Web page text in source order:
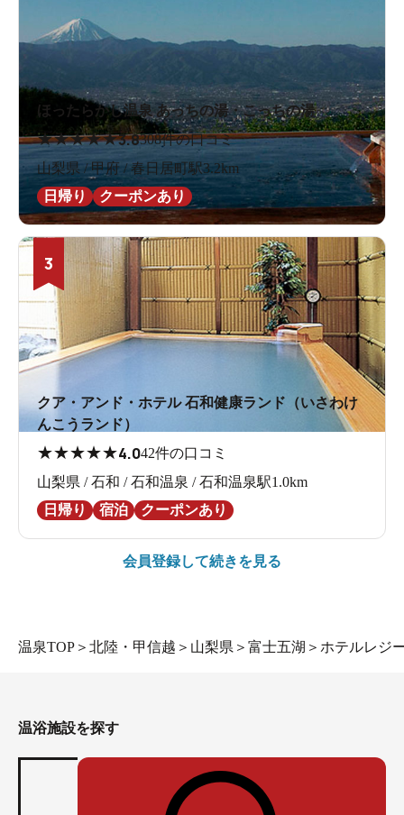
ほったらかし温泉 あっちの湯・こっちの湯
★★★★★3.8308件の口コミ
山梨県 / 甲府 / 春日居町駅3.2km
日帰り
クーポンあり
3
クア・アンド・ホテル 石和健康ランド（いさわけ
んこうランド）
★★★★★4.042件の口コミ
山梨県 / 石和 / 石和温泉 / 石和温泉駅1.0km
日帰り
宿泊 クーポンあり
会員登録して続きを見る
温泉TOP ＞ 北陸・甲信越 ＞ 山梨県 ＞ 富士五湖 ＞ ホテルレジ
温浴施設を探す